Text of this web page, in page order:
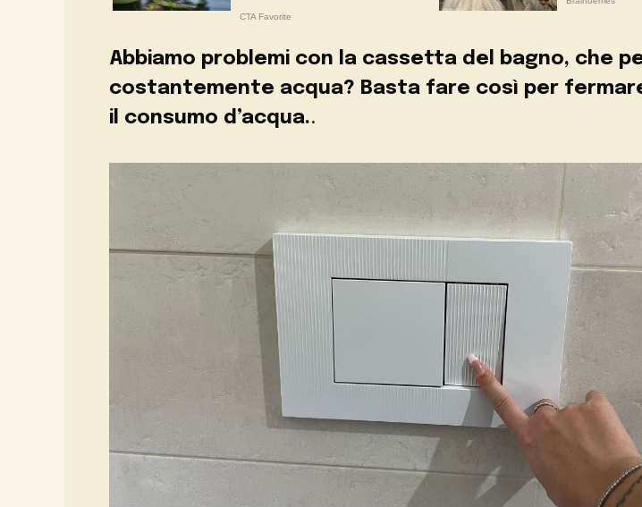
Abbiamo problemi con la cassetta del bagno, che
costantemente acqua? Basta fare così per
il consumo d’acqua..